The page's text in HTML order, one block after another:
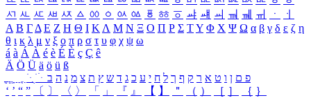
ㅺ ㅻ ㅼ ㅽ ㅾ ㅿ ㆀ ㆁ ㆂ ㆃ ㆄ ㆅ ㆆ ㆇ ㆈ ㆉ ㆊ ㆋ ㆌ ㆍ
ㆎ
Α Β ΓΔ Ε Ζ Η Θ Ι ΚΛ Μ Ν Ξ Ο Π Ρ Σ ΤΥ Φ Χ Ψ Ω α β γ δ ε ζ η
θ ι κ λ μ ν ξ ο π ρ σ τ υ φ χ ψ ω
á à Á À é è É È ç Ç ê
Ä Ö Ü ä ö ü ß
ִֶֹ ֻּ ׁׂ פ ם ן ו ט א ר ק ף ך ל ח י ע כ ג ד ש ץ ת צ מ נ ה ב
‘ ’ “ ” 〔 〕 〈 〉 「 」 『 』 【 】 ＂ （ ） ［ ］ ｛ ｝